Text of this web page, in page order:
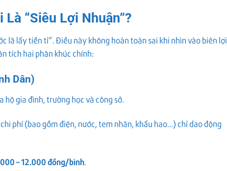
“Siêu Lợi Nhuận”?
lã lấy tiền tỉ”. Điều này không hoàn toàn sai khi nhìn vào biên lợi
tích hai phân khúc chính:
Dân)
gia đình, trường học và công sở.
phí (bao gồm điện, nước, tem nhãn, khấu hao…) chỉ dao động
– 12.000 đồng/bình.